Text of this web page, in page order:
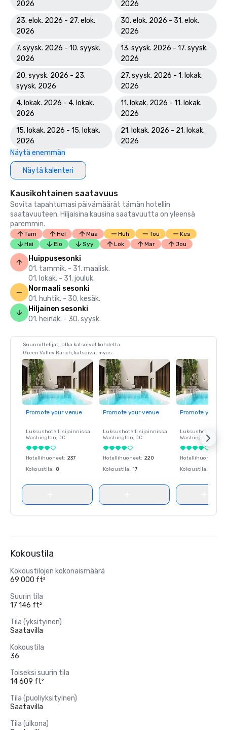
2026
2026
23. elok. 2026 - 27. elok.
2026
30. elok. 2026 - 31. elok.
2026
7. syysk. 2026 - 10. syysk.
2026
13. syysk. 2026 - 17. syysk.
2026
20. syysk. 2026 - 23.
syysk. 2026
27. syysk. 2026 - 1. lokak.
2026
4. lokak. 2026 - 4. lokak.
2026
11. lokak. 2026 - 11. lokak.
2026
15. lokak. 2026 - 15. lokak.
2026
21. lokak. 2026 - 21. lokak.
2026
Näytä enemmän
Näytä kalenteri
Kausikohtainen saatavuus
Sovita tapahtumasi päivämäärät tämän hotellin
saatavuuteen. Hiljaisina kausina saatavuutta on yleensä
paremmin.
Tam Hel Maa Huh Tou
Kes
Hei
Elo Syy Lok Mar Jou
Huippusesonki
01. tammik. - 31. maalisk.
01. lokak. - 31. jouluk.
Normaali sesonki
01. huhtik. - 30. kesäk.
Hiljainen sesonki
01. heinäk. - 30. syysk.
Suunnittelijat, jotka katsoivat kohdetta
Green Valley Ranch, katsoivat myös
Promote your venue
Luksushotelli sijainnissa
Washington, DC
Hotellihuoneet: 237
Kokoustila: 8
Promote your venue
Luksushotelli sijainnissa
Washington, DC
Hotellihuoneet: 220
Kokoustila: 17
Promote your
Luksushotelli
Washington
Hotellihuoneet
Kokoustila:
Kokoustila
Kokoustilojen kokonaismäärä
69 000 ft²
Suurin tila
17 146 ft²
Tila (yksityinen)
Saatavilla
Kokoustila
36
Toiseksi suurin tila
14 609 ft²
Tila (puoliyksityinen)
Saatavilla
Tila (ulkona)